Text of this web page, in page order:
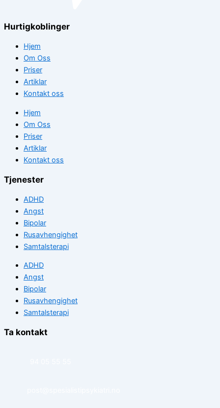
Hurtigkoblinger
Hjem
Om Oss
Priser
Artiklar
Kontakt oss
Hjem
Om Oss
Priser
Artiklar
Kontakt oss
Tjenester
ADHD
Angst
Bipolar
Rusavhengighet
Samtalsterapi
ADHD
Angst
Bipolar
Rusavhengighet
Samtalsterapi
Ta kontakt